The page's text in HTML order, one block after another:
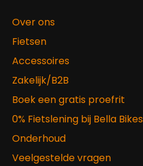
Over ons
Fietsen
Accessoires
Zakelijk/B2B
Boek een gratis proefrit
0% Fietslening bij Bella Bikes
Onderhoud
Veelgestelde vragen